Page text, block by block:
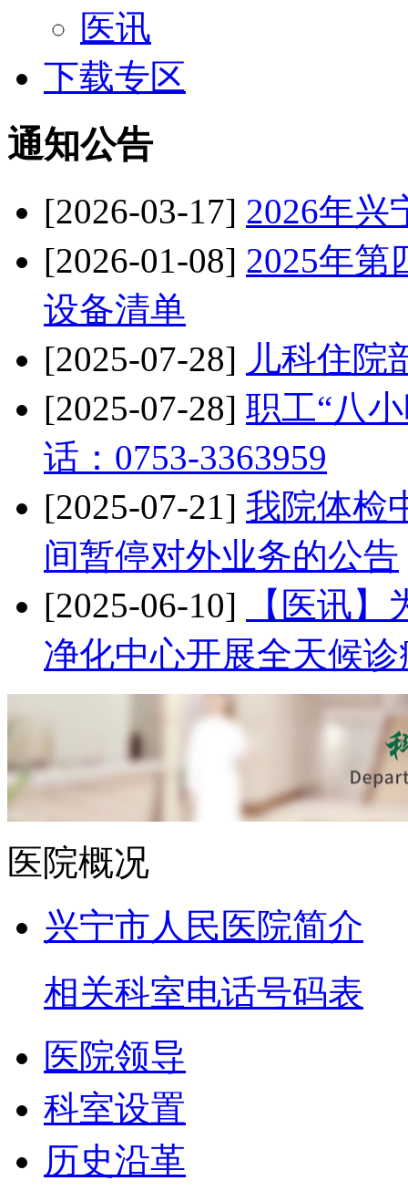
医讯
下载专区
通知公告
[2026-03-17] 2026年兴
[2026-01-08] 2025年第
设备清单
[2025-07-28] 儿科住院
[2025-07-28] 职工“八
话：0753-3363959
[2025-07-21] 我院体检
间暂停对外业务的公告
[2025-06-10]
【医讯
净化中心开展全天候
医院概况
兴宁市人民医院简介
相关科室电话号码表
医院领导
科室设置
历史沿革